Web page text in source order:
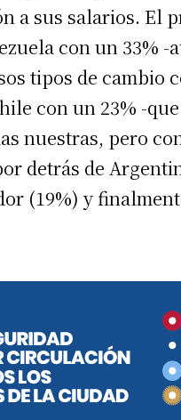
a sus salarios. El
con un 33% -
tipos de cambio
con un 23% -
nuestras, pero
detrás de
(19%) y